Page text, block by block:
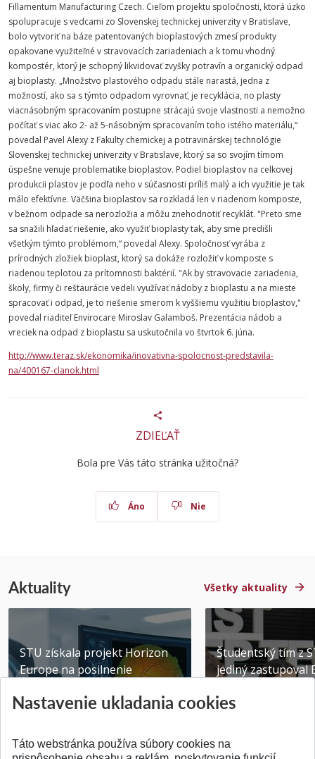
Fillamentum Manufacturing Czech. Cieľom projektu spoločnosti, ktorá úzko
spolupracuje s vedcami zo Slovenskej technickej univerzity v Bratislave,
bolo vytvoriť na báze patentovaných bioplastových zmesí produkty
opakovane využiteľné v stravovacích zariadeniach a k tomu vhodný
kompostér, ktorý je schopný likvidovať zvyšky potravín a organický odpad
aj bioplasty. „Množstvo plastového odpadu stále narastá, jedna z
možností, ako sa s týmto odpadom vyrovnať, je recyklácia, no plasty
viacnásobným spracovaním postupne strácajú svoje vlastnosti a nemožno
počítať s viac ako 2- až 5-násobným spracovaním toho istého materiálu,“
povedal Pavel Alexy z Fakulty chemickej a potravinárskej technológie
Slovenskej technickej univerzity v Bratislave, ktorý sa so svojím tímom
úspešne venuje problematike bioplastov. Podiel bioplastov na celkovej
produkcii plastov je podľa neho v súčasnosti príliš malý a ich využitie je tak
málo efektívne. Väčšina bioplastov sa rozkladá len v riadenom komposte,
v bežnom odpade sa nerozložia a môžu znehodnotiť recyklát. "Preto sme
sa snažili hľadať riešenie, ako využiť bioplasty tak, aby sme predišli
všetkým týmto problémom,“ povedal Alexy. Spoločnosť vyrába z
prírodných zložiek bioplast, ktorý sa dokáže rozložiť v komposte s
riadenou teplotou za prítomnosti baktérií. "Ak by stravovacie zariadenia,
školy, firmy či reštaurácie vedeli využívať nádoby z bioplastu a na mieste
spracovať i odpad, je to riešenie smerom k vyššiemu využitiu bioplastov,"
povedal riaditeľ Envirocare Miroslav Galamboš. Prezentácia nádob a
vreciek na odpad z bioplastu sa uskutočnila vo štvrtok 6. júna.
http://www.teraz.sk/ekonomika/inovativna-spolocnost-predstavila-
na/400167-clanok.html
ZDIEĽAŤ
Bola pre Vás táto stránka užitočná?
Áno Nie
Aktuality Všetky aktuality
STU získala projekt Horizon
Europe na posilnenie
Publikované 31.07.2026
Študentský tím z
jediný zastupoval
Publikované
Nastavenie ukladania cookies
Táto webstránka používa súbory cookies na